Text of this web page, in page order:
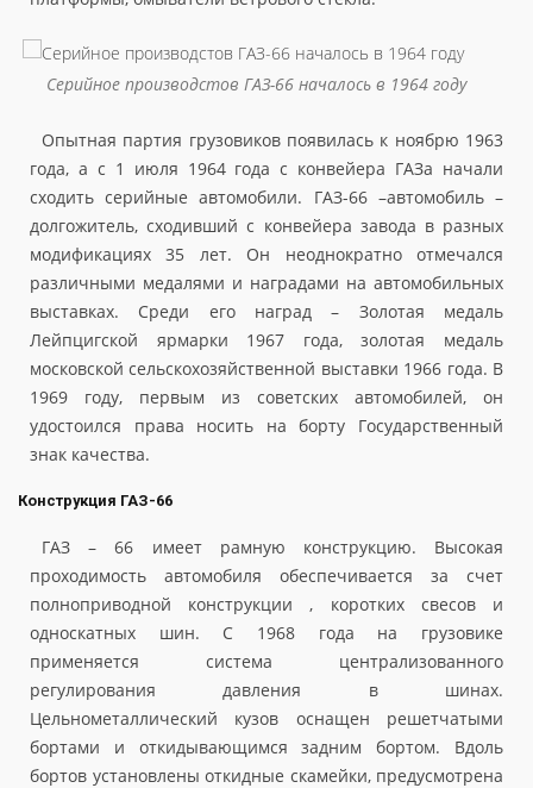
Серийное производстов ГАЗ-66 началось в 1964 году
Опытная партия грузовиков появилась к ноябрю 1963
года, а с 1 июля 1964 года с конвейера ГАЗа начали
сходить серийные автомобили. ГАЗ-66 –автомобиль –
долгожитель, сходивший с конвейера завода в разных
модификациях 35 лет. Он неоднократно отмечался
различными медалями и наградами на автомобильных
выставках. Среди его наград – Золотая медаль
Лейпцигской ярмарки 1967 года, золотая медаль
московской сельскохозяйственной выставки 1966 года. В
1969 году, первым из советских автомобилей, он
удостоился права носить на борту Государственный
знак качества.
Конструкция ГАЗ-66
ГАЗ – 66 имеет рамную конструкцию. Высокая
проходимость автомобиля обеспечивается за счет
полноприводной конструкции , коротких свесов и
односкатных шин. С 1968 года на грузовике
применяется система централизованного
регулирования давления в шинах.
Цельнометаллический кузов оснащен решетчатыми
бортами и откидывающимся задним бортом. Вдоль
бортов установлены откидные скамейки, предусмотрена